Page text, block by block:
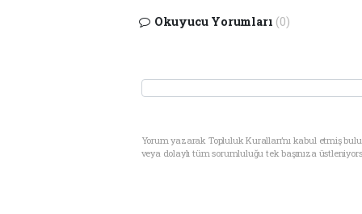
Okuyucu Yorumları (0)
Yorum yazarak Topluluk Kuralları’nı kabul etmiş
veya dolaylı tüm sorumluluğu tek başınıza